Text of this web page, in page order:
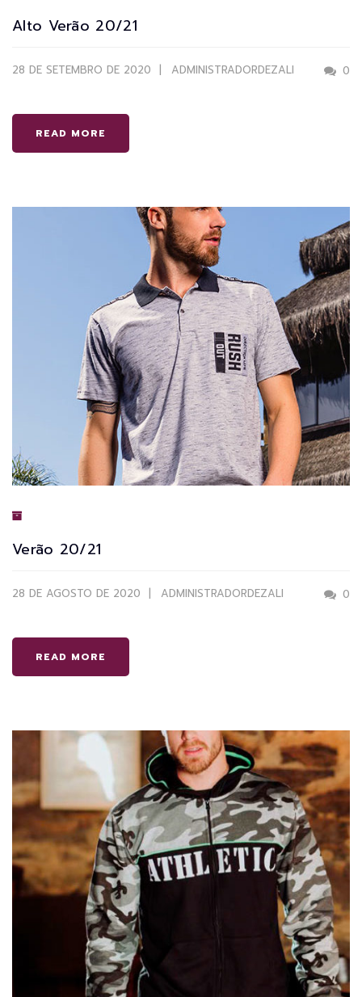
Alto Verão 20/21
28 DE SETEMBRO DE 2020 ADMINISTRADORDEZALI 0
READ MORE
Verão 20/21
28 DE AGOSTO DE 2020 ADMINISTRADORDEZALI 0
READ MORE